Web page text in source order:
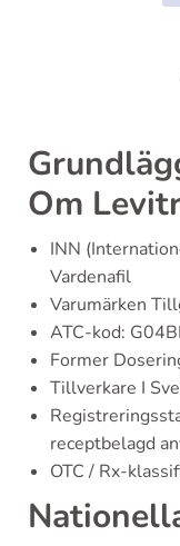
Om
INN
Vardenafil
Varumärken
ATC-kod:
Former
Tillverkare I
receptbelagd
OTC / Rx-